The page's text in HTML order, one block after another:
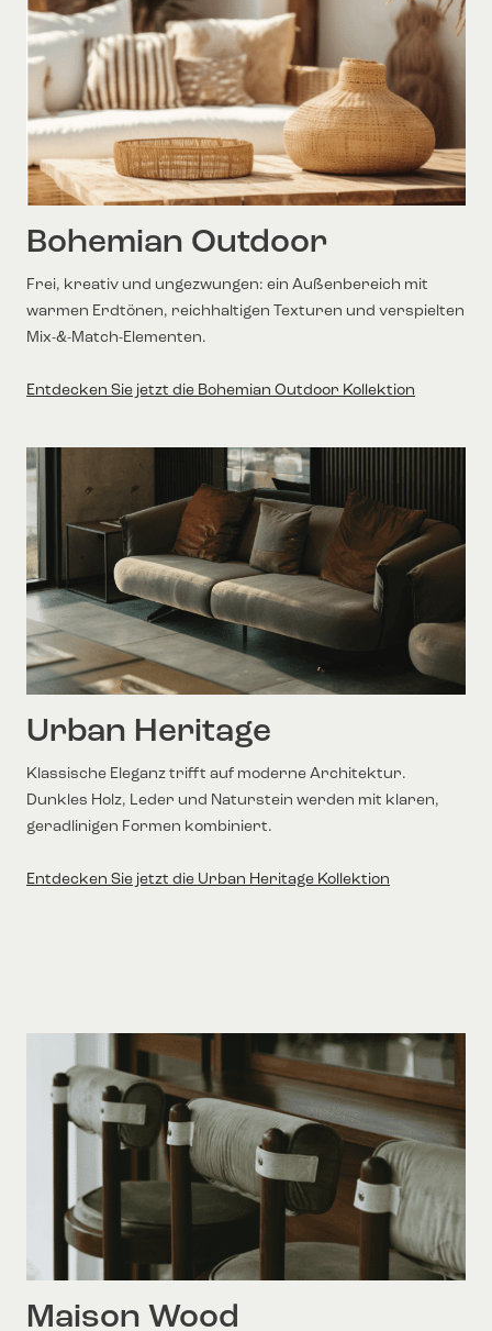
Bohemian Outdoor
Frei, kreativ und ungezwungen: ein Außenbereich mit
warmen Erdtönen, reichhaltigen Texturen und verspielten
Mix-&-Match-Elementen.
Entdecken Sie jetzt die Bohemian Outdoor Kollektion
Urban Heritage
Klassische Eleganz trifft auf moderne Architektur.
Dunkles Holz, Leder und Naturstein werden mit klaren,
geradlinigen Formen kombiniert.
Entdecken Sie jetzt die Urban Heritage Kollektion
Maison Wood